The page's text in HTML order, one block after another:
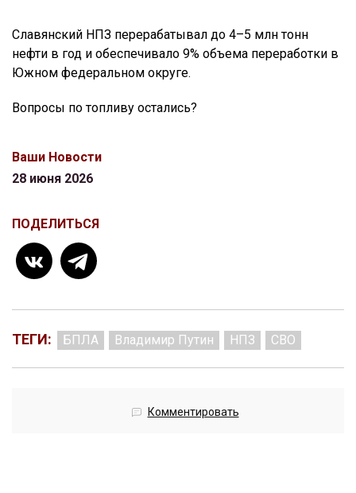
Славянский НПЗ перерабатывал до 4–5 млн тонн
нефти в год и обеспечивало 9% объема переработки в
Южном федеральном округе.
Вопросы по топливу остались?
Ваши Новости
28 июня 2026
ПОДЕЛИТЬСЯ
ТЕГИ: БПЛА Владимир Путин НПЗ СВО
Комментировать